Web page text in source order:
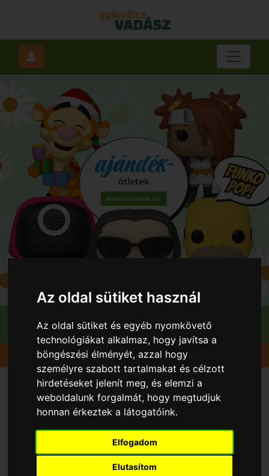
Az oldal sütiket használ
Az oldal sütiket és egyéb nyomkövető
technológiákat alkalmaz, hogy javítsa a
böngészési élményét, azzal hogy
személyre szabott tartalmakat és célzott
hirdetéseket jelenít meg, és elemzi a
weboldalunk forgalmát, hogy megtudjuk
honnan érkeztek a látogatóink.
Elfogadom
Elutasítom
Gyümölcsök Alma Éva